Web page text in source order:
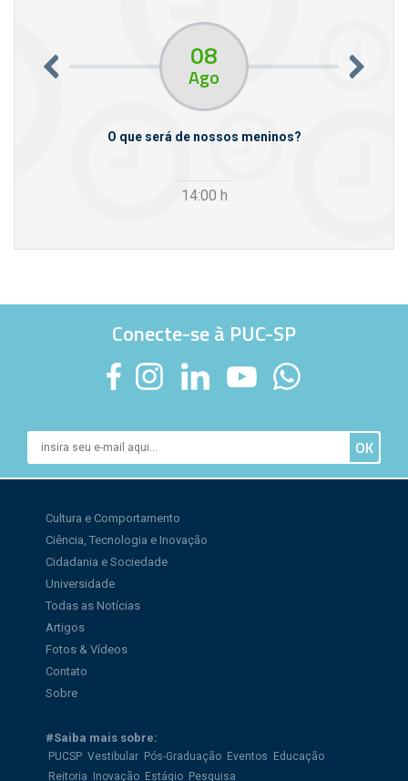
08
Ago
O que será de nossos meninos?
14:00 h
Conecte-se à PUC-SP
Cultura e Comportamento
Ciência, Tecnologia e Inovação
Cidadania e Sociedade
Universidade
Todas as Notícias
Artigos
Fotos & Vídeos
Contato
Sobre
#Saiba mais sobre:
PUCSP Vestibular Pós-Graduação Eventos
Educação
Reitoria
Inovação Estágio Pesquisa